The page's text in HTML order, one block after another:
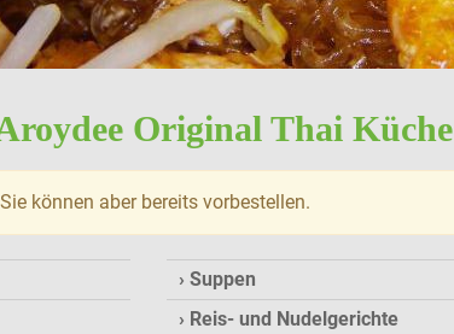
Original Thai Küche
können aber bereits vorbestellen.
Suppen
Reis- und Nudelgerichte